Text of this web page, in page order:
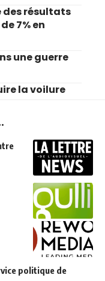
des résultats
7% en
une guerre
la voilure
politique de